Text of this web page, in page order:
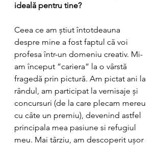
ideală pentru tine?
Ceea ce am știut întotdeauna
despre mine a fost faptul că voi
profesa într-un domeniu creativ. Mi-
am început ”cariera” la o vârstă
fragedă prin pictură. Am pictat ani la
rândul, am participat la vernisaje și
concursuri (de la care plecam mereu
cu câte un premiu), devenind astfel
principala mea pasiune si refugiul
meu. Mai târziu, am descoperit ușor